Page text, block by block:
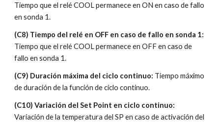
Tiempo que el relé COOL permanece en ON en caso de fallo
en sonda 1.
(C8) Tiempo del relé en OFF en caso de fallo en sonda 1:
Tiempo que el relé COOL permanece en OFF en caso de
fallo en sonda 1.
(C9) Duración máxima del ciclo continuo: Tiempo máximo
de duración de la función de ciclo continuo.
(C10) Variación del Set Point en ciclo continuo:
Variación de la temperatura del SP en caso de activación del